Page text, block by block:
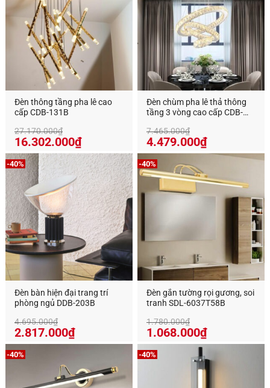
Đèn thông tầng pha lê cao
cấp CDB-131B
27.170.000₫
Giá
gốc
là:
27.170.000₫.
16.302.000₫Giá
hiện
tại
là:
16.302.000₫.
Đèn chùm pha lê thả thông
tầng 3 vòng cao cấp CDB-
7.465.000₫
4.479.000₫
-40%
Đèn bàn hiện đại trang trí
phòng ngủ DDB-203B
4.695.000₫
Giá
gốc
là:
4.695.000₫.
2.817.000₫Giá
hiện
là:
2.817.000₫.
-40%
Đèn gắn tường rọi gương, soi
tranh SDL-6037T58B
1.780.000₫
Giá
gốc
là:
1.780.000₫.
1.068.000₫Giá
hiện
tại
là:
-40% -40%